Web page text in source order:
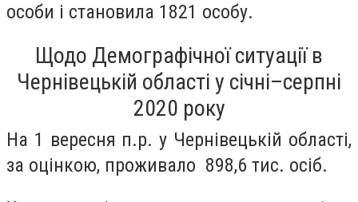
особи і становила 1821 особу.
Щодо Демографічної ситуації в
Чернівецькій області у січні–серпні
2020 року
На 1 вересня п.р. у Чернівецькій області,
за оцінкою, проживало 898,6 тис. осіб.